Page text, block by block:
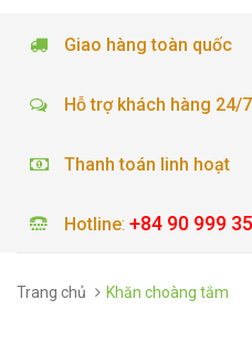
Giao hàng toàn quốc
Hỗ trợ khách hàng 24/7
Thanh toán linh hoạt
Hotline: +84 90 999
Trang chủ Khăn choàng tắm